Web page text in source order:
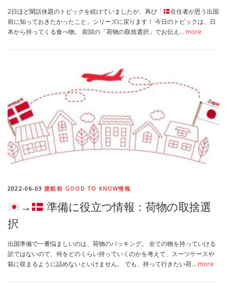
2日ほど閑話休題のトピックを続けていましたが、再び「
在住者が思う出国
前に知っておきたかったこと」シリーズに戻ります！ 今日のトピックは、日
本から持ってくる食べ物。 前回の「荷物の取捨選択」でお伝え… more
2022-06-03渡航前 GOOD TO KNOW情報
→
準備に役立つ情報：荷物の取捨選
択
出国準備で一番悩ましいのは、荷物のパッキング。 全ての物を持っていける
訳ではないので、何をどのくらい持っていくのかを考えて、スーツケースや
箱に収まるように詰めないといけません。 でも、持って行きたい荷… more